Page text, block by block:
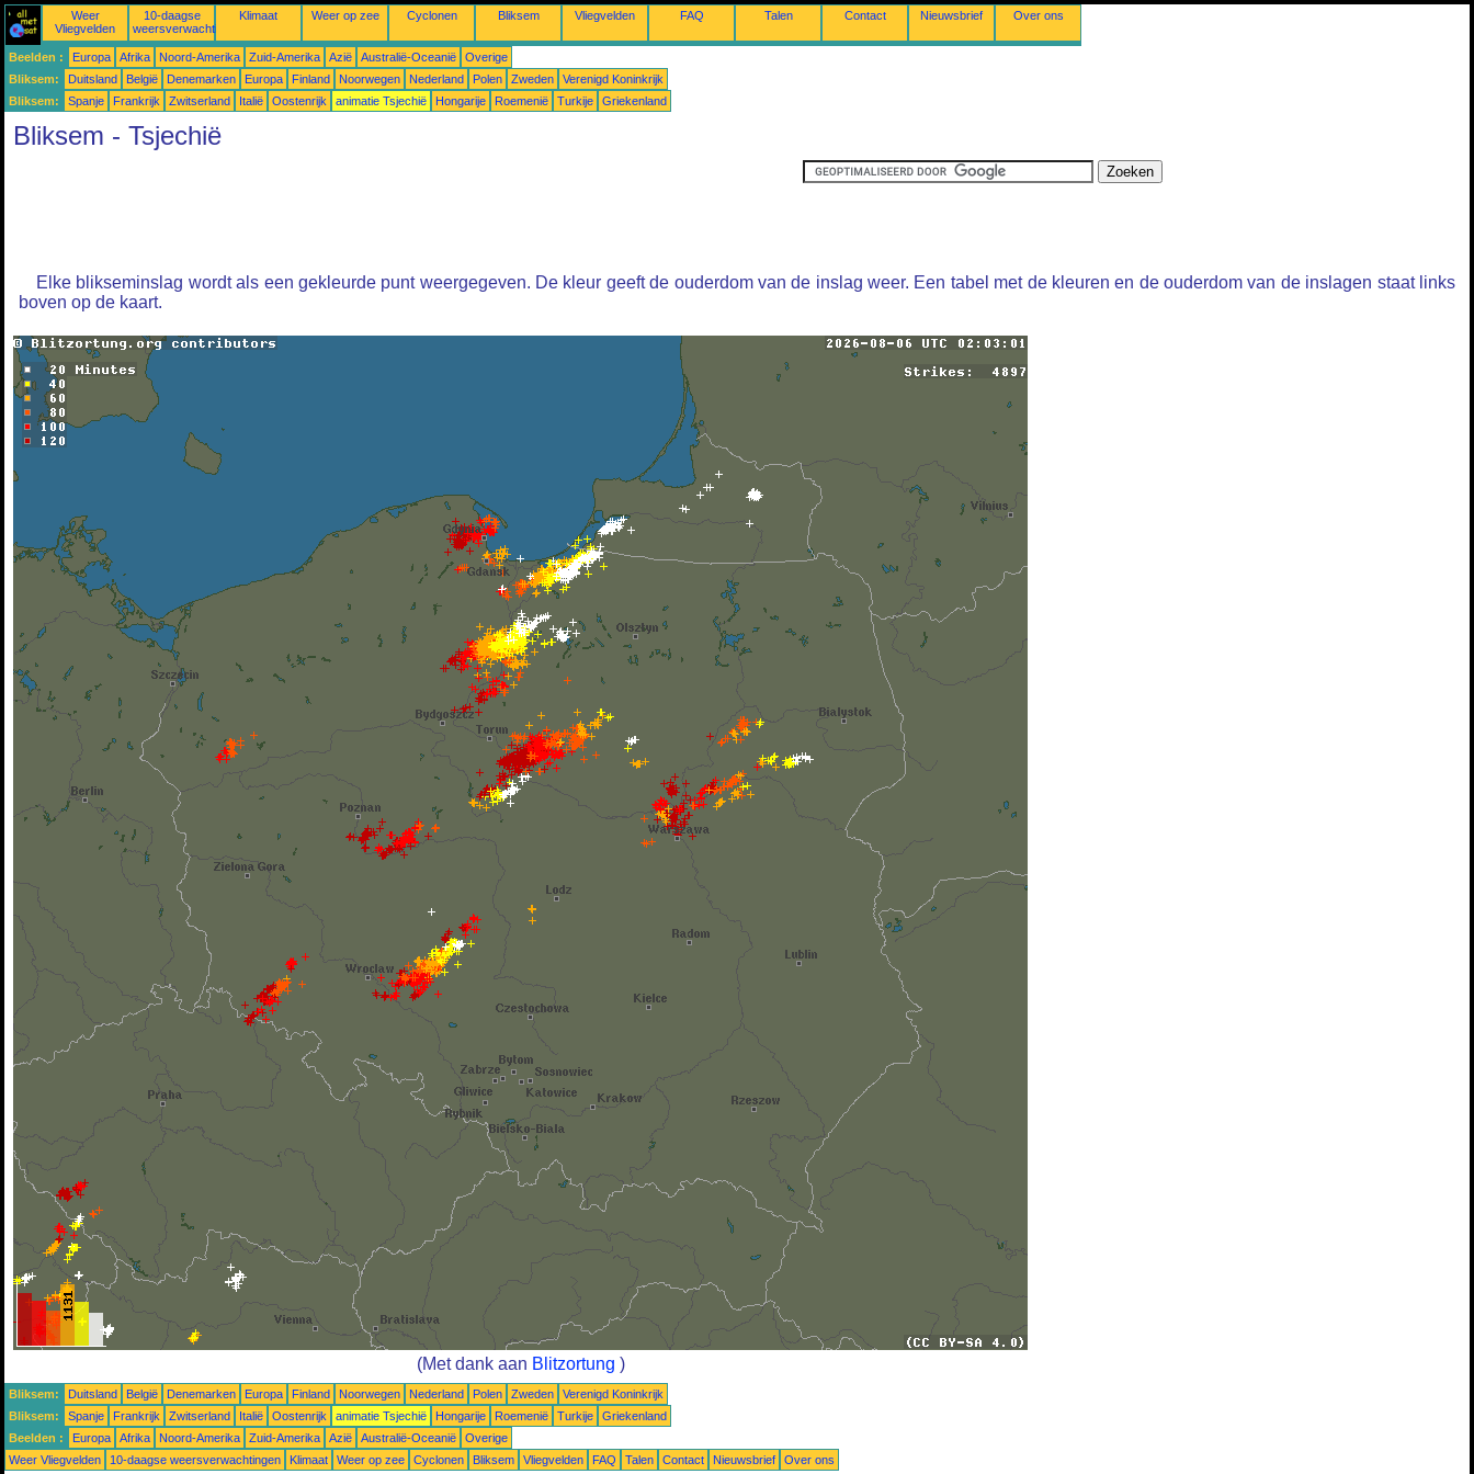
Weer
Vliegvelden
10-daagse
weersverwachtingen
Klimaat Weer op zee Cyclonen Bliksem Vliegvelden FAQ Talen Contact Nieuwsbrief Over ons
Beelden : Europa Afrika Noord-Amerika Zuid-Amerika Azië Australië-Oceanië
Overige
Bliksem:
Duitsland België Denemarken Europa Finland Noorwegen Nederland Polen Zweden
Verenigd Koninkrijk
Bliksem:
Spanje Frankrijk Zwitserland Italië Oostenrijk animatie Tsjechië Hongarije Roemenië Turkije Griekenland
Bliksem - Tsjechië
Elke blikseminslag wordt als een gekleurde punt weergegeven. De kleur geeft de ouderdom van de inslag weer. Een tabel met de kleuren en de ouderdom van de inslagen staat links
boven op de kaart.
(Met dank aan Blitzortung )
Bliksem: Duitsland België Denemarken Europa Finland Noorwegen Nederland Polen Zweden
Verenigd Koninkrijk
Bliksem:
Spanje Frankrijk Zwitserland Italië Oostenrijk animatie Tsjechië Hongarije Roemenië Turkije
Griekenland
Beelden :
Europa Afrika Noord-Amerika Zuid-Amerika Azië Australië-Oceanië
Overige
Weer Vliegvelden
10-daagse weersverwachtingen Klimaat Weer op zee Cyclonen Bliksem Vliegvelden FAQ Talen Contact Nieuwsbrief Over ons